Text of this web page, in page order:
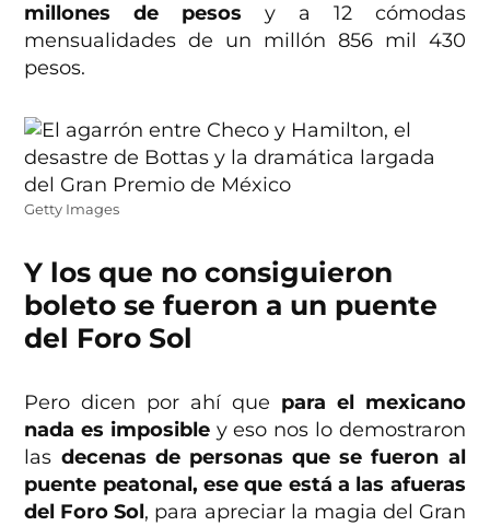
millones de pesos y a 12 cómodas
mensualidades de un millón 856 mil 430
pesos.
Getty Images
Y los que no consiguieron
boleto se fueron a un puente
del Foro Sol
Pero dicen por ahí que para el mexicano
nada es imposibley eso nos lo demostraron
las decenas de personas que se fueron al
puente peatonal, ese que está a las afueras
del Foro Sol, para apreciar la magia del Gran